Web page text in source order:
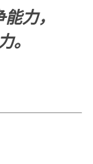
力，
。